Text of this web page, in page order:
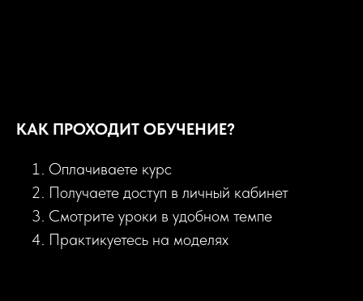
КАК ПРОХОДИТ ОБУЧЕНИЕ?
Оплачиваете курс
Получаете доступ в личный кабинет
Смотрите уроки в удобном темпе
Практикуетесь на моделях